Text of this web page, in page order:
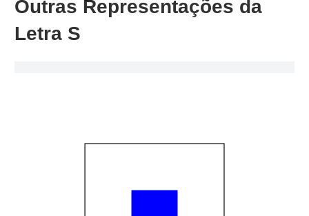
Outras Representações da
Letra S